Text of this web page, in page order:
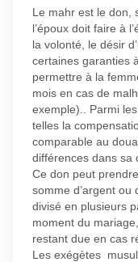
Le mahr est le don,
l’époux doit faire à
la volonté, le désir
certaines garanties
permettre à la
mois en cas de
exemple).. Parmi
telles la
comparable au
différences dans sa
Ce don peut
somme d’argent ou
divisé en plusieurs
moment du
restant due en cas
Les exégètes